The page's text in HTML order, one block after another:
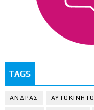
TAGS
ΑΝΔΡΑΣ ΑΥΤΟΚΙΝΗΤΟ